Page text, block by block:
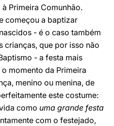
Primeira Comunhão.
começou a baptizar
- é o caso também
crianças, que por isso não
- a festa mais
momento da Primeira
menino ou menina, de
este costume:
como uma grande festa
com o festejado,